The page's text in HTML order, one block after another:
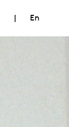
| En